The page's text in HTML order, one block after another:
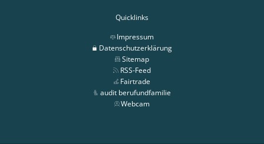
Quicklinks
Impressum
Datenschutzerklärung
Sitemap
RSS-Feed
Fairtrade
audit berufundfamilie
Webcam